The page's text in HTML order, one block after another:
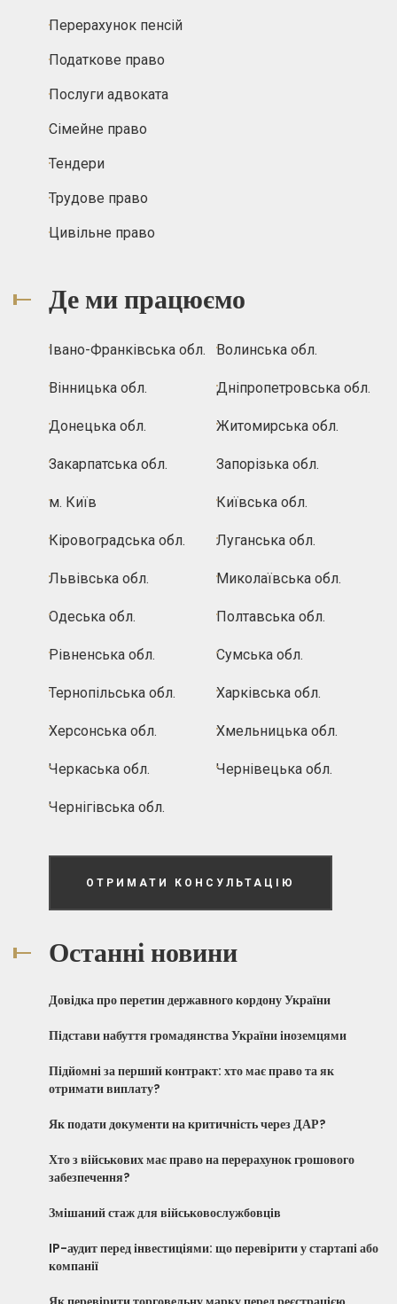
Перерахунок пенсій
Податкове право
Послуги адвоката
Сімейне право
Тендери
Трудове право
Цивільне право
Де ми працюємо
Івано-Франківська обл. Волинська обл.
Вінницька обл. Дніпропетровська обл.
Донецька обл. Житомирська обл.
Закарпатська обл. Запорізька обл.
м. Київ Київська обл.
Кіровоградська обл. Луганська обл.
Львівська обл. Миколаївська обл.
Одеська обл. Полтавська обл.
Рівненська обл. Сумська обл.
Тернопільська обл. Харківська обл.
Херсонська обл. Хмельницька обл.
Черкаська обл. Чернівецька обл.
Чернігівська обл.
ОТРИМАТИ КОНСУЛЬТАЦІЮ
Останні новини
Довідка про перетин державного кордону України
Підстави набуття громадянства України іноземцями
Підйомні за перший контракт: хто має право та як
отримати виплату?
Як подати документи на критичність через ДАР?
Хто з військових має право на перерахунок грошового
забезпечення?
Змішаний стаж для військовослужбовців
IP-аудит перед інвестиціями: що перевірити у стартапі або
компанії